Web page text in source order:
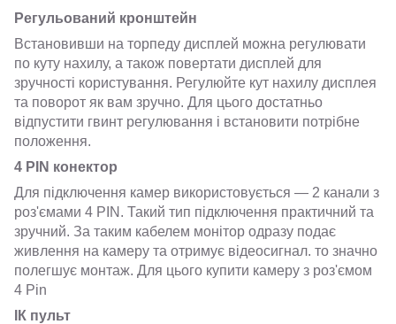
Регульований кронштейн
Встановивши на торпеду дисплей можна регулювати
по куту нахилу, а також повертати дисплей для
зручності користування. Регулюйте кут нахилу дисплея
та поворот як вам зручно. Для цього достатньо
відпустити гвинт регулювання і встановити потрібне
положення.
4 PIN конектор
Для підключення камер використовується — 2 канали з
роз'ємами 4 PIN. Такий тип підключення практичний та
зручний. За таким кабелем монітор одразу подає
живлення на камеру та отримує відеосигнал. то значно
полегшує монтаж. Для цього купити камеру з роз'ємом
4 Pin
ІК пульт